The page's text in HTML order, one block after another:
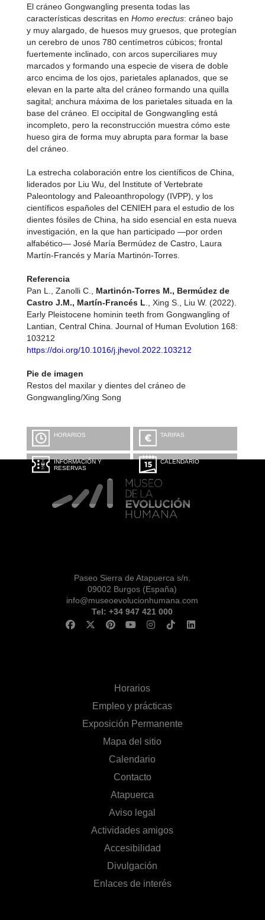
El cráneo Gongwangling presenta todas las
características descritas en Homo erectus: cráneo bajo
y muy alargado, de huesos muy gruesos, que protegían
un cerebro de unos 780 centímetros cúbicos; frontal
fuertemente inclinado, con arcos superciliares muy
marcados y formando una especie de visera de doble
arco encima de los ojos, parietales aplanados, que se
elevan en la parte alta del cráneo formando una quilla
sagital; anchura máxima de los parietales situada en la
base del cráneo. El occipital de Gongwangling está
incompleto, pero la reconstrucción muestra cómo este
hueso gira de forma muy abrupta para formar la base
del cráneo.
La estrecha colaboración entre los científicos de China,
liderados por Liu Wu, del Institute of Vertebrate
Paleontology and Paleoanthropology (IVPP), y los
científicos españoles del CENIEH para el estudio de los
dientes fósiles de China, ha sido esencial en esta nueva
investigación, en la que han participado —por orden
alfabético— José María Bermúdez de Castro, Laura
Martín-Francés y María Martinón-Torres.
Referencia
Pan L., Zanolli C., Martinón-Torres M., Bermúdez de
Castro J.M., Martín-Francés L ., Xing S., Liu W. (2022).
Early Pleistocene hominin teeth from Gongwangling of
Lantian, Central China. Journal of Human Evolution 168:
103212
https://doi.org/10.1016/j.jhevol.2022.103212
Pie de imagen
Restos del maxilar y dientes del cráneo de
Gongwangling/Xing Song
HORARIOS TARIFAS
INFORMACIÓN Y
RESERVAS
CALENDARIO
Paseo Sierra de Atapuerca s/n.
09002 Burgos (España)
info@museoevolucionhumana.com
Tel: +34 947 421 000
Horarios
Empleo y prácticas
Exposición Permanente
Mapa del sitio
Calendario
Contacto
Atapuerca
Aviso legal
Actividades amigos
Accesibilidad
Divulgación
Enlaces de interés